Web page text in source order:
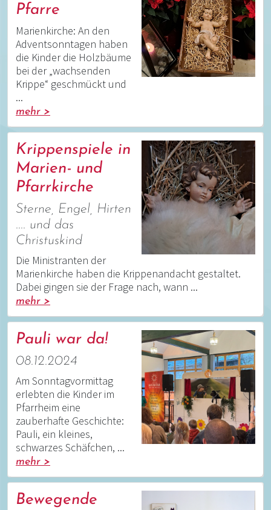
Pfarre
Marienkirche: An den
Adventsonntagen haben
die Kinder die Holzbäume
bei der „wachsenden
Krippe“ geschmückt und
...
mehr >
Krippenspiele in
Marien- und
Pfarrkirche
Sterne, Engel, Hirten
.... und das
Christuskind
Die Ministranten der
Marienkirche haben die Krippenandacht gestaltet.
Dabei gingen sie der Frage nach, wann ...
mehr >
Pauli war da!
08.12.2024
Am Sonntagvormittag
erlebten die Kinder im
Pfarrheim eine
zauberhafte Geschichte:
Pauli, ein kleines,
schwarzes Schäfchen, ...
mehr >
Bewegende